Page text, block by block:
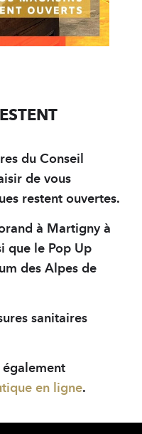
Solution Hydro-
Herbes du Grand-
Français
Deutsch
English
du Conseil
de vous
restent ouvertes.
à Martigny à
que le Pop Up
des Alpes de
sanitaires
également
en ligne.